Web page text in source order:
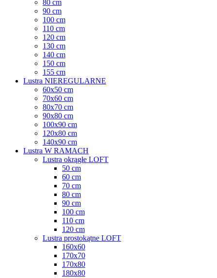
80 cm
90 cm
100 cm
110 cm
120 cm
130 cm
140 cm
150 cm
155 cm
Lustra NIEREGULARNE
60x50 cm
70x60 cm
80x70 cm
90x80 cm
100x90 cm
120x80 cm
140x90 cm
Lustra W RAMACH
Lustra okrągłe LOFT
50 cm
60 cm
70 cm
80 cm
90 cm
100 cm
110 cm
120 cm
Lustra prostokątne LOFT
160x60
170x70
170x80
180x80